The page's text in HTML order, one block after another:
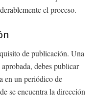
el proceso.
de publicación. Una
debes publicar
en un periódico de
se encuentra la dirección